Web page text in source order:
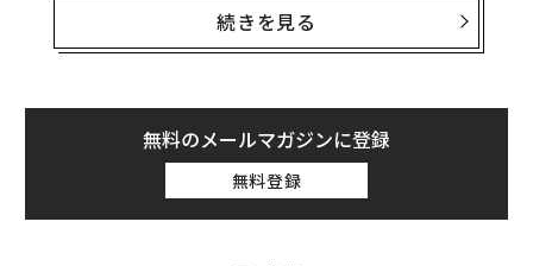
対話を支配しているが、現場での導入と進化の実態はよ
り慎重なものだ。市場全体を見渡すと、CIO（最高情報
準備を進めているが、残念ながら、ほとんどの企業は、
AIを大規模に活用するために必要な大規模で構造的な投
資を行う確信をいまだ持てていない。
では、この導入が個人利用の増加を反映し始める前に、
続きを見る
無料のメールマガジンに登録
無料登録